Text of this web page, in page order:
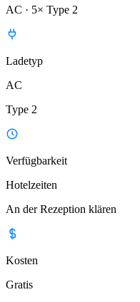
AC · 5× Type 2
Ladetyp
AC
Type 2
Verfügbarkeit
Hotelzeiten
An der Rezeption klären
Kosten
Gratis